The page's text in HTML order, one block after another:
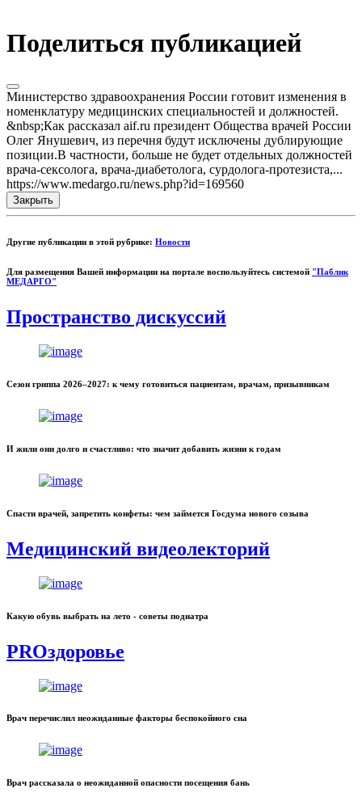
Поделиться публикацией
Министерство здравоохранения России готовит изменения в
номенклатуру медицинских специальностей и должностей.
&nbsp;Как рассказал aif.ru президент Общества врачей России
Олег Янушевич, из перечня будут исключены дублирующие
позиции.В частности, больше не будет отдельных должностей
врача-сексолога, врача-диабетолога, сурдолога-протезиста,...
https://www.medargo.ru/news.php?id=169560
Закрыть
Другие публикации в этой рубрике: Новости
Для размещения Вашей информации на портале воспользуйтесь системой "Паблик
МЕДАРГО"
Пространство дискуссий
Сезон гриппа 2026–2027: к чему готовиться пациентам, врачам, призывникам
И жили они долго и счастливо: что значит добавить жизни к годам
Спасти врачей, запретить конфеты: чем займется Госдума нового созыва
Медицинский видеолекторий
Какую обувь выбрать на лето - советы подиатра
PROздоровье
Врач перечислил неожиданные факторы беспокойного сна
Врач рассказала о неожиданной опасности посещения бань